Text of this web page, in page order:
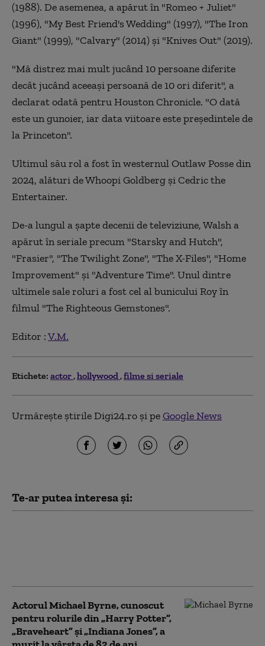
(1988). De asemenea, a apărut în "Romeo + Juliet"
(1996), "My Best Friend's Wedding" (1997), "The Iron
Giant" (1999), "Calvary" (2014) şi "Knives Out" (2019).
"Mă distrez mai mult jucând 10 persoane diferite
decât jucând aceeaşi persoană de 10 ori diferit", a
declarat odată pentru Houston Chronicle. "O dată
este un gunoier, iar data viitoare este preşedintele de
la Princeton".
Ultimul său rol a fost în westernul Outlaw Posse din
2024, alături de Whoopi Goldberg şi Cedric the
Entertainer.
De-a lungul a şapte decenii de televiziune, Walsh a
apărut în seriale precum "Starsky and Hutch",
"Frasier", "The Twilight Zone", "The X-Files", "Home
Improvement" şi "Adventure Time". Unul dintre
ultimele sale roluri a fost cel al bunicului Roy în
filmul "The Righteous Gemstones".
Editor :V.M.
Etichete: actor hollywood filme si seriale
Urmărește știrile Digi24.ro și peGoogle News
Te-ar putea interesa și:
Actorul Michael Byrne, cunoscut
pentru rolurile din „Harry Potter”,
„Braveheart” şi „Indiana Jones”, a